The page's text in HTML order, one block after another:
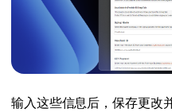
输入这些信息后，保存更改